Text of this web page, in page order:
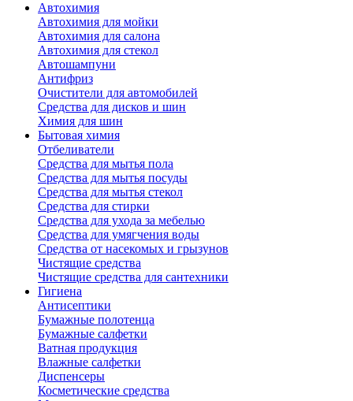
Автохимия
Автохимия для мойки
Автохимия для салона
Автохимия для стекол
Автошампуни
Антифриз
Очистители для автомобилей
Средства для дисков и шин
Химия для шин
Бытовая химия
Отбеливатели
Средства для мытья пола
Средства для мытья посуды
Средства для мытья стекол
Средства для стирки
Средства для ухода за мебелью
Средства для умягчения воды
Средства от насекомых и грызунов
Чистящие средства
Чистящие средства для сантехники
Гигиена
Антисептики
Бумажные полотенца
Бумажные салфетки
Ватная продукция
Влажные салфетки
Диспенсеры
Косметические средства